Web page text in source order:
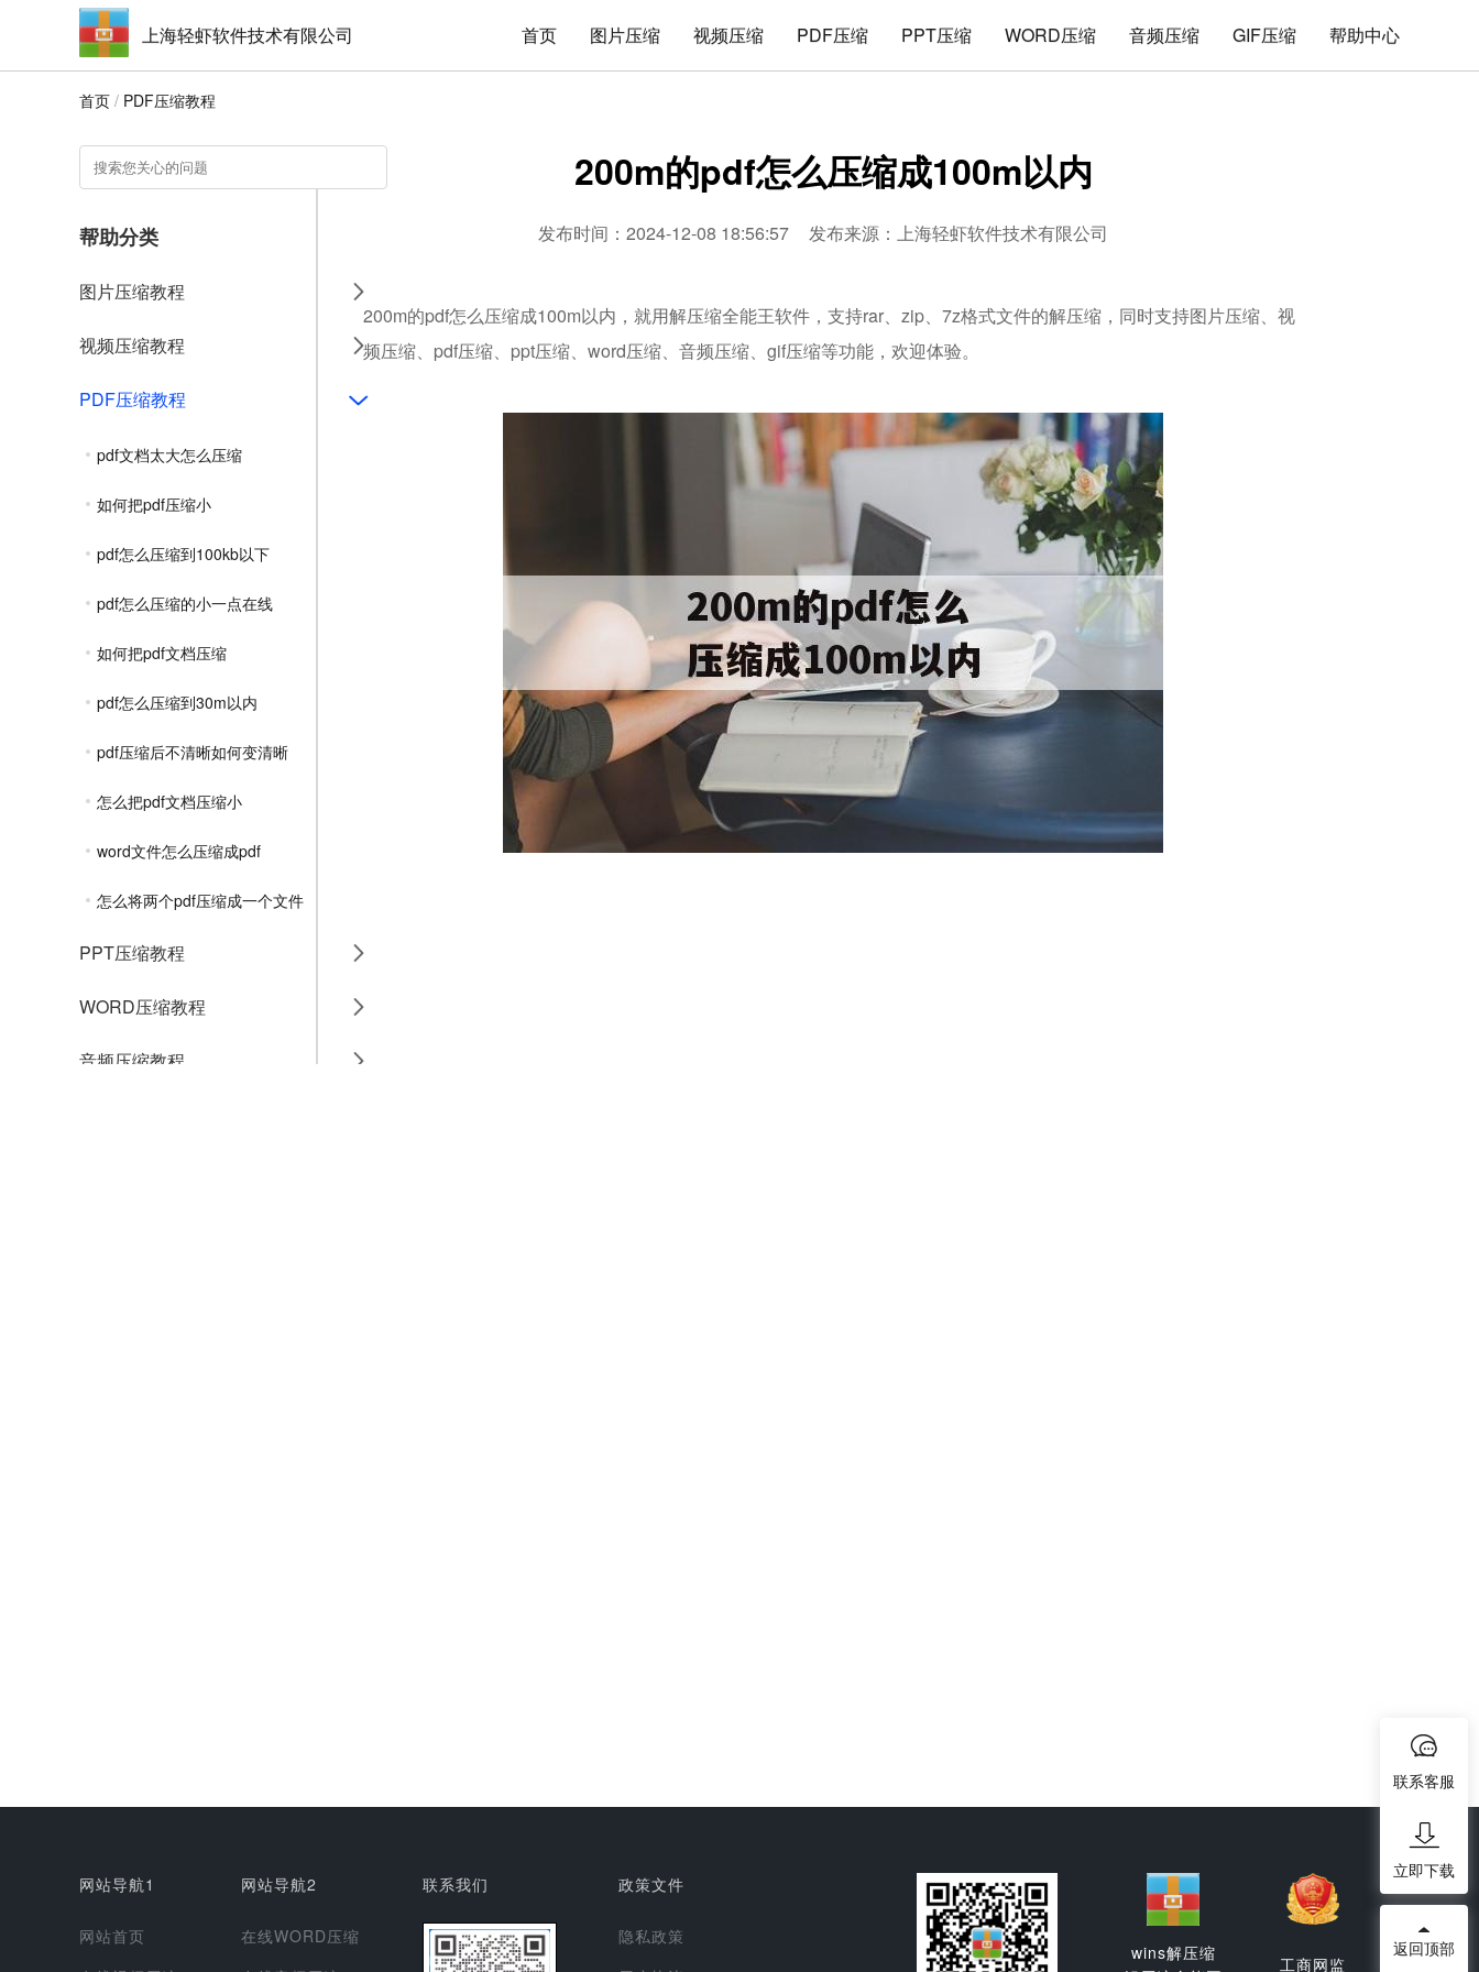
上海轻虾软件技术有限公司 首页 图片压缩 视频压缩 PDF压缩 PPT压缩 WORD压缩 音频压缩 GIF压缩 帮助中心
首页 / PDF压缩教程
帮助分类
图片压缩教程
视频压缩教程
PDF压缩教程
pdf文档太大怎么压缩
如何把pdf压缩小
pdf怎么压缩到100kb以下
pdf怎么压缩的小一点在线
如何把pdf文档压缩
pdf怎么压缩到30m以内
pdf压缩后不清晰如何变清晰
怎么把pdf文档压缩小
word文件怎么压缩成pdf
怎么将两个pdf压缩成一个文件
PPT压缩教程
WORD压缩教程
音频压缩教程
200m的pdf怎么压缩成100m以内
发布时间：2024-12-08 18:56:57 发布来源：上海轻虾软件技术有限公司
200m的pdf怎么压缩成100m以内，就用解压缩全能王软件，支持rar、zip、7z格式文件的解压缩，同时支持图片压缩、视
频压缩、pdf压缩、ppt压缩、word压缩、音频压缩、gif压缩等功能，欢迎体验。
网站导航1
网站首页
网站导航2
在线WORD压缩
联系我们 政策文件
隐私政策
wins解压缩
工商网监
联系客服
立即下载
返回顶部